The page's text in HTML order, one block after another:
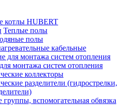
котлы HUBERT
Теплые полы
полы
кабельные
монтажа систем отопления
коллекторы
разделители (гидрострелки,
вспомогательная обвязка